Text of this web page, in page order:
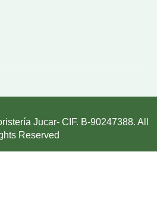
Jucar- CIF. B-90247388. All
Reserved